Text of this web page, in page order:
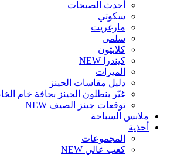
أحدث الصيحات
سكوتي
مارغريت
سلمى
كلايتون
كيندرا NEW
الميزات
دليل مقاسات الجينز
غيّر بنطلون الجينز بحافة خام
توقعات جينز الصيف NEW
ملابس السباحة
أحذية
المجموعات
كعب عالي NEW